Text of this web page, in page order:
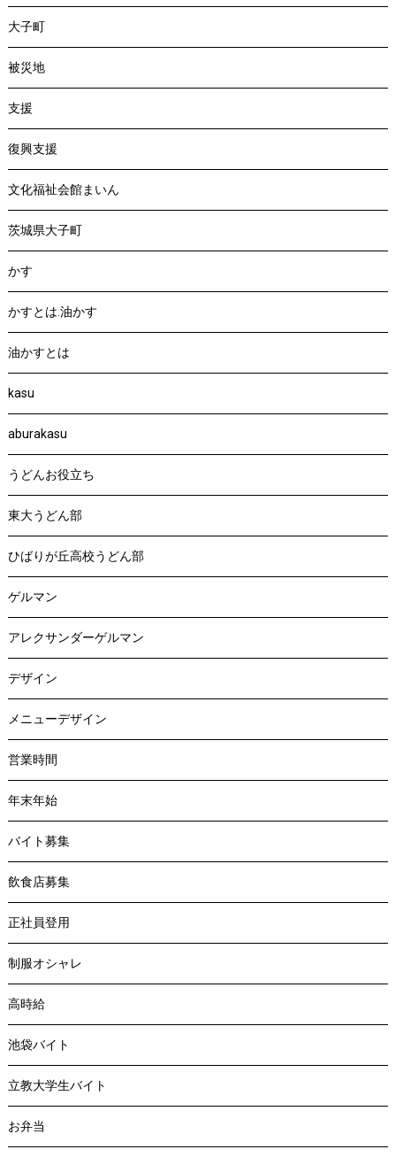
大子町
被災地
支援
復興支援
文化福祉会館まいん
茨城県大子町
かす
かすとは.油かす
油かすとは
kasu
aburakasu
うどんお役立ち
東大うどん部
ひばりが丘高校うどん部
ゲルマン
アレクサンダーゲルマン
デザイン
メニューデザイン
営業時間
年末年始
バイト募集
飲食店募集
正社員登用
制服オシャレ
高時給
池袋バイト
立教大学生バイト
お弁当